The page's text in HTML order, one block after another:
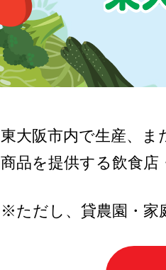
東大阪市内で生産、ま
商品を提供する飲食店
※ただし、貸農園・家